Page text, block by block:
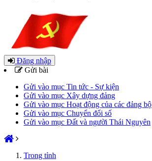
Đăng nhập
Gửi bài
Gửi vào mục Tin tức - Sự kiện
Gửi vào mục Xây dựng đảng
Gửi vào mục Hoạt động của các đảng bộ
Gửi vào mục Chuyển đổi số
Gửi vào mục Đất và người Thái Nguyên
Trong tỉnh